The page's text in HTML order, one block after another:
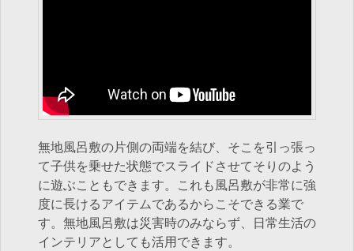
無地風呂敷の片側の両端を結び、そこを引っ張っ
て子供を乗せた状態でスライドさせてそりのよう
に遊ぶこともできます。これも風呂敷が非常に強
度に長けるアイテムであるからこそできる業で
す。無地風呂敷は災害時のみならず、日常生活の
インテリアとしても活用できます。